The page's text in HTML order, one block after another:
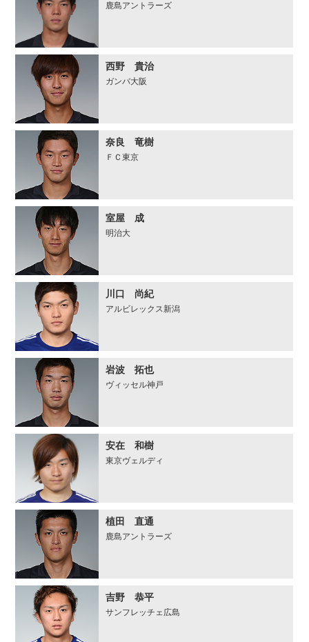
鹿島アントラーズ
西野 貴治
ガンバ大阪
奈良 竜樹
ＦＣ東京
室屋 成
明治大
川口 尚紀
アルビレックス新潟
岩波 拓也
ヴィッセル神戸
安在 和樹
東京ヴェルディ
植田 直通
鹿島アントラーズ
吉野 恭平
サンフレッチェ広島